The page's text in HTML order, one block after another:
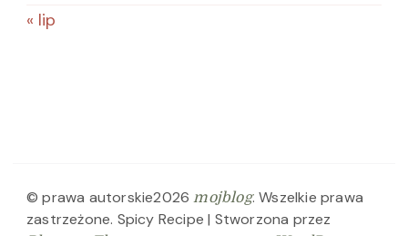
« lip
© prawa autorskie2026mojblog. Wszelkie prawa
zastrzeżone. Spicy Recipe | Stworzona przez